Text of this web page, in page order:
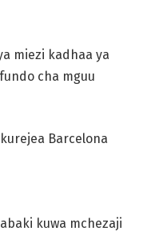
miezi kadhaa ya
cha mguu
Barcelona
kuwa mchezaji